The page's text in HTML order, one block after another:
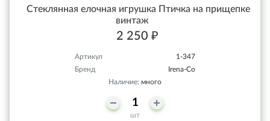
Стеклянная елочная игрушка Птичка на прищепке
винтаж
2 250 ₽
Артикул
1-347
Бренд
Irena-Co
Наличие: много
шт